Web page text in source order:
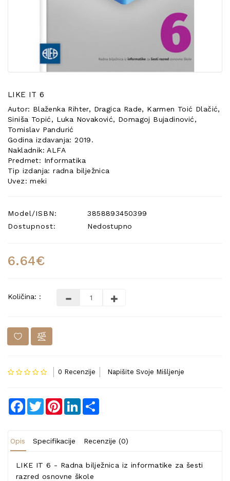
LIKE IT 6
Autor: Blaženka Rihter, Dragica Rade, Karmen Toić Dlačić,
Siniša Topić, Luka Novaković, Domagoj Bujadinović,
Tomislav Pandurić
Godina izdavanja: 2019.
Nakladnik: ALFA
Predmet: Informatika
Tip izdanja: radna bilježnica
Uvez: meki
Model/ISBN:
3858893450399
Dostupnost:
Nedostupno
6.64€
Količina: :
0 Recenzije Napišite Svoje Mišljenje
Facebook
TwitterPinterestLinkedIn
Opis Specifikacije Recenzije (0)
LIKE IT 6 - Radna bilježnica iz informatike za šesti
razred osnovne škole